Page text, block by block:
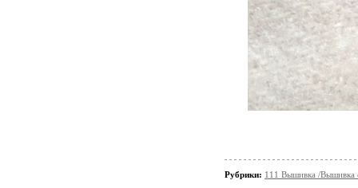
Рубрики: 111 Вышивка /Вышивка